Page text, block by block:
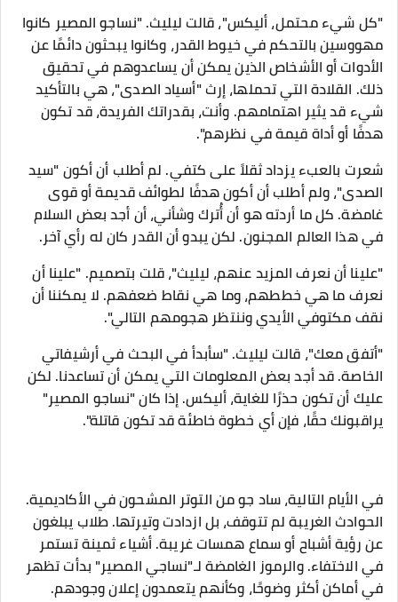
"كل شيء محتمل، أليكس"، قالت ليليث. "نساجو المصير كانوا
مهووسين بالتحكم في خيوط القدر، وكانوا يبحثون دائمًا عن
الأدوات أو الأشخاص الذين يمكن أن يساعدوهم في تحقيق
ذلك. القلادة التي تحملها، إرث "أسياد الصدى"، هي بالتأكيد
شيء قد يثير اهتمامهم. وأنت، بقدراتك الفريدة، قد تكون
هدفًا أو أداة قيمة في نظرهم".
شعرت بالعبء يزداد ثقلاً على كتفي. لم أطلب أن أكون "سيد
الصدى"، ولم أطلب أن أكون هدفًا لطوائف قديمة أو قوى
غامضة. كل ما أردته هو أن أُترك وشأني، أن أجد بعض السلام
في هذا العالم المجنون. لكن يبدو أن القدر كان له رأي آخر.
"علينا أن نعرف المزيد عنهم، ليليث"، قلت بتصميم. "علينا أن
نعرف ما هي خططهم، وما هي نقاط ضعفهم. لا يمكننا أن
نقف مكتوفي الأيدي وننتظر هجومهم التالي".
"أتفق معك"، قالت ليليث. "سأبدأ في البحث في أرشيفاتي
الخاصة. قد أجد بعض المعلومات التي يمكن أن تساعدنا. لكن
عليك أن تكون حذرًا للغاية، أليكس. إذا كان "نساجو المصير"
يراقبونك حقًا، فإن أي خطوة خاطئة قد تكون قاتلة".
في الأيام التالية، ساد جو من التوتر المشحون في الأكاديمية.
الحوادث الغريبة لم تتوقف، بل ازدادت وتيرتها. طلاب يبلغون
عن رؤية أشباح أو سماع همسات غريبة. أشياء ثمينة تستمر
في الاختفاء. والرموز الغامضة لـ"نساجي المصير" بدأت تظهر
في أماكن أكثر وضوحًا، وكأنهم يتعمدون إعلان وجودهم.